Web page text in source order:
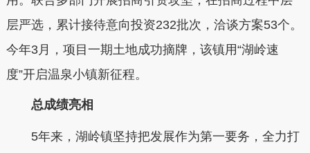
层严选，累计接待意向投资232批次，洽谈方案53个。
今年3月，项目一期土地成功摘牌，该镇用“湖岭速
度”开启温泉小镇新征程。
总成绩亮相
5年来，湖岭镇坚持把发展作为第一要务，全力打